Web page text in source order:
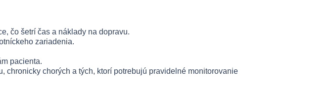
čo šetrí čas a náklady na dopravu.
zariadenia.
pacienta.
chronicky chorých a tých, ktorí potrebujú pravidelné monitorovanie